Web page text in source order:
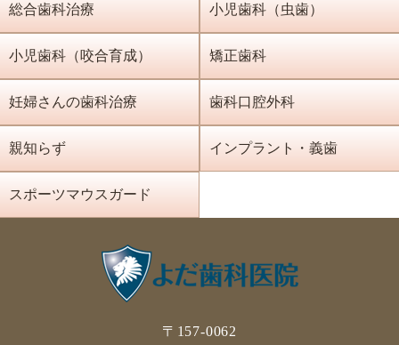
総合歯科治療 小児歯科（虫歯）
小児歯科（咬合育成） 矯正歯科
妊婦さんの歯科治療 歯科口腔外科
親知らず インプラント・義歯
スポーツマウスガード
〒157-0062